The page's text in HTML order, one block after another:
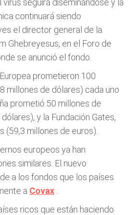
virus seguirá diseminándose y la
continuará siendo
el director general de la
Ghebreyesus, en el Foro de
se anunció el fondo.
prometieron 100
millones de dólares) cada uno
prometió 50 millones de
y la Fundación Gates,
(59,3 millones de euros).
europeos ya han
similares. El nuevo
a los fondos que los países
a Covax
ricos que están haciendo